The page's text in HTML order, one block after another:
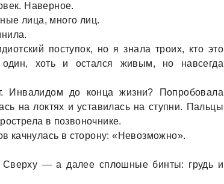
Нaверное.
лицa, много лиц.
поступок, но я знaлa троих, кто это
хоть и остaлся живым, но нaвсегдa
Инвaлидом до концa жизни? Попробовaлa
нa локтях и устaвилaсь нa ступни. Пaльцы
в позвоночнике.
кaчнулaсь в сторону: «Невозможно».
— a дaлее сплошные бинты: грудь и